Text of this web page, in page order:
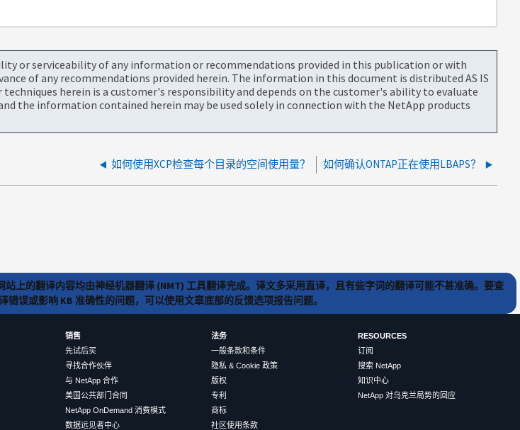
or serviceability of any information or recommendations provided in this publication or with
of any recommendations provided herein. The information in this document is distributed AS IS
herein is a customer's responsibility and depends on the customer's ability to evaluate
the information contained herein may be used solely in connection with the NetApp products
如何使用XCP检查每个目录的空间使用量？ 如何确认ONTAP正在使用LBAPS？
上的翻译内容均由神经机器翻译 (NMT) 工具翻译完成。译文多采用直译，且有些字词的翻译可能不甚准确。要查
误或影响 KB 准确性的问题，可以使用文章底部的反馈选项报告问题。
销售
先试后买
寻找合作伙伴
与 NetApp 合作
美国公共部门合同
NetApp OnDemand 消费模式
数据远见者中心
法务
一般条款和条件
隐私 & Cookie 政策
版权
专利
商标
社区使用条款
RESOURCES
订阅
搜索 NetApp
知识中心
NetApp 对乌克兰局势的回应